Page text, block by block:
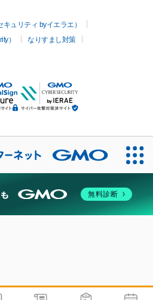
ュリティ byイエラエ）
）
なりすまし対策
無料診断